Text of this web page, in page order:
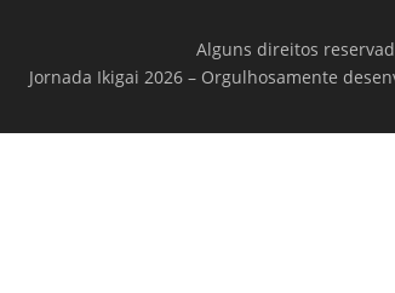
Alguns direitos
Jornada Ikigai 2026 – Orgulhosamente